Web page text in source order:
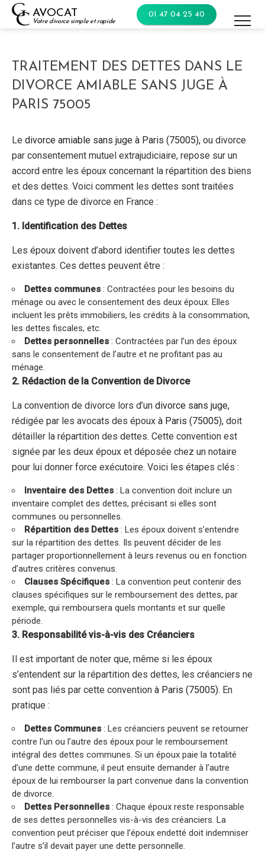
Skip
AVOCAT
Votre divorce simple et rapide
01 47 04 25 40
TRAITEMENT DES DETTES DANS LE
DIVORCE AMIABLE SANS JUGE À
PARIS 75005
Le divorce amiable sans juge à Paris (75005), ou divorce
par consentement mutuel extrajudiciaire, repose sur un
accord entre les époux concernant la répartition des biens
et des dettes. Voici comment les dettes sont traitées
dans ce type de divorce en France :
1. Identification des Dettes
Les époux doivent d’abord identifier toutes les dettes
existantes. Ces dettes peuvent être :
Dettes communes : Contractées pour les besoins du
ménage ou avec le consentement des deux époux. Elles
incluent les prêts immobiliers, les crédits à la consommation,
les dettes fiscales, etc.
Dettes personnelles : Contractées par l’un des époux
sans le consentement de l’autre et ne profitant pas au
ménage.
2. Rédaction de la Convention de Divorce
La convention de divorce lors d’un divorce sans juge,
rédigée par les avocats des époux à Paris (75005), doit
détailler la répartition des dettes. Cette convention est
signée par les deux époux et déposée chez un notaire
pour lui donner force exécutoire. Voici les étapes clés :
Inventaire des Dettes : La convention doit inclure un
inventaire complet des dettes, précisant si elles sont
communes ou personnelles.
Répartition des Dettes : Les époux doivent s’entendre
sur la répartition des dettes. Ils peuvent décider de les
partager proportionnellement à leurs revenus ou en fonction
d’autres critères convenus.
Clauses Spécifiques : La convention peut contenir des
clauses spécifiques sur le remboursement des dettes, par
exemple, qui remboursera quels montants et sur quelle
période.
3. Responsabilité vis-à-vis des Créanciers
Il est important de noter que, même si les époux
s’entendent sur la répartition des dettes, les créanciers ne
sont pas liés par cette convention à Paris (75005). En
pratique :
Dettes Communes : Les créanciers peuvent se retourner
contre l’un ou l’autre des époux pour le remboursement
intégral des dettes communes. Si un époux paie la totalité
d’une dette commune, il peut ensuite demander à l’autre
époux de lui rembourser la part convenue dans la convention
de divorce.
Dettes Personnelles : Chaque époux reste responsable
de ses dettes personnelles vis-à-vis des créanciers. La
convention peut préciser que l’époux endetté doit indemniser
l’autre s’il devait payer une dette personnelle.